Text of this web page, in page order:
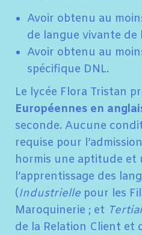
Avoir obtenu au
de langue vivante de
Avoir obtenu au
spécifique DNL.
Le lycée Flora Tristan
Européennes en
seconde. Aucune
requise pour
hormis une aptitude et
l’apprentissage des
(Industrielle pour les
Maroquinerie ; et
de la Relation Client et